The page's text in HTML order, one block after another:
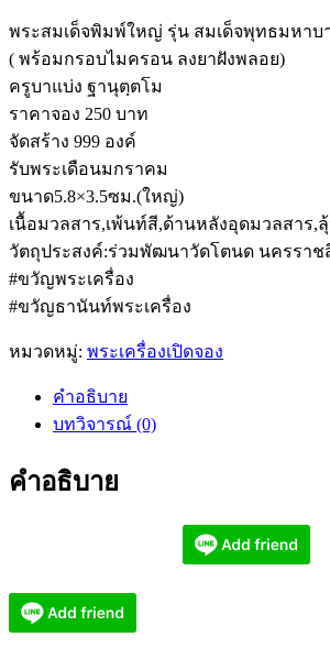
พระสมเด็จพิมพ์ใหญ่ รุ่น สมเด็จพุทธมหาบ
( พร้อมกรอบไมครอน ลงยาฝังพลอย)
ครูบาแบ่ง ฐานุตฺตโม
ราคาจอง 250 บาท
จัดสร้าง 999 องค์
รับพระเดือนมกราคม
ขนาด5.8×3.5ซม.(ใหญ่)
เนื้อมวลสาร,เพ้นท์สี,ด้านหลังอุดมวลสาร,
วัตถุประสงค์:ร่วมพัฒนาวัดโตนด นครราช
#ขวัญพระเครื่อง
#ขวัญธานันท์พระเครื่อง
หมวดหมู่: พระเครื่องเปิดจอง
คำอธิบาย
บทวิจารณ์ (0)
คำอธิบาย